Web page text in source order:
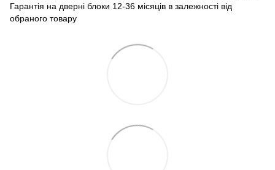
Гарантія на дверні блоки 12-36 місяців в залежності від
обраного товару